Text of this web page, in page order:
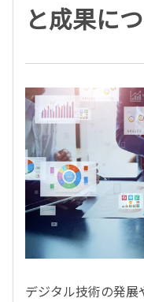
と成果に
デジタル技術の発